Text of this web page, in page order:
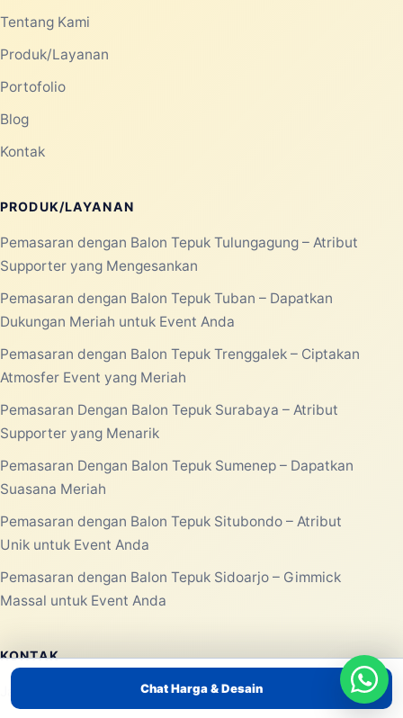
Chat Harga & Desain
Tentang Kami
Produk/Layanan
Portofolio
Blog
Kontak
PRODUK/LAYANAN
Pemasaran dengan Balon Tepuk Tulungagung – Atribut
Supporter yang Mengesankan
Pemasaran dengan Balon Tepuk Tuban – Dapatkan
Dukungan Meriah untuk Event Anda
Pemasaran dengan Balon Tepuk Trenggalek – Ciptakan
Atmosfer Event yang Meriah
Pemasaran Dengan Balon Tepuk Surabaya – Atribut
Supporter yang Menarik
Pemasaran Dengan Balon Tepuk Sumenep – Dapatkan
Suasana Meriah
Pemasaran dengan Balon Tepuk Situbondo – Atribut
Unik untuk Event Anda
Pemasaran dengan Balon Tepuk Sidoarjo – Gimmick
Massal untuk Event Anda
KONTAK
Jabodetabek, Indonesia